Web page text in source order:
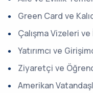
Green Card ve
Çalışma Vizeleri
Yatırımcı ve
Ziyaretçi ve
Amerikan